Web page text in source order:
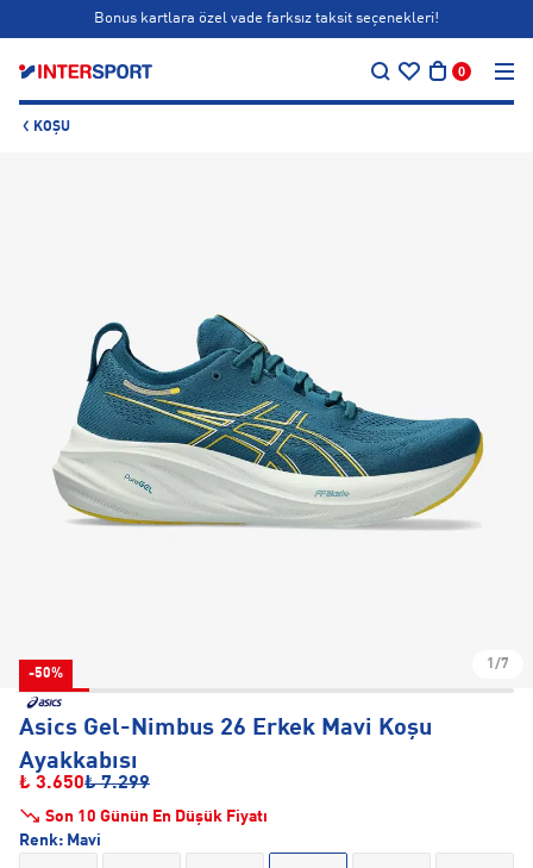
Bonus kartlara özel vade farksız taksit seçenekleri!
0
KOŞU
-50%
1/7
Asics Gel-Nimbus 26 Erkek Mavi Koşu
Ayakkabısı
₺ 3.650₺ 7.299
Son 10 Günün En Düşük Fiyatı
Renk: Mavi